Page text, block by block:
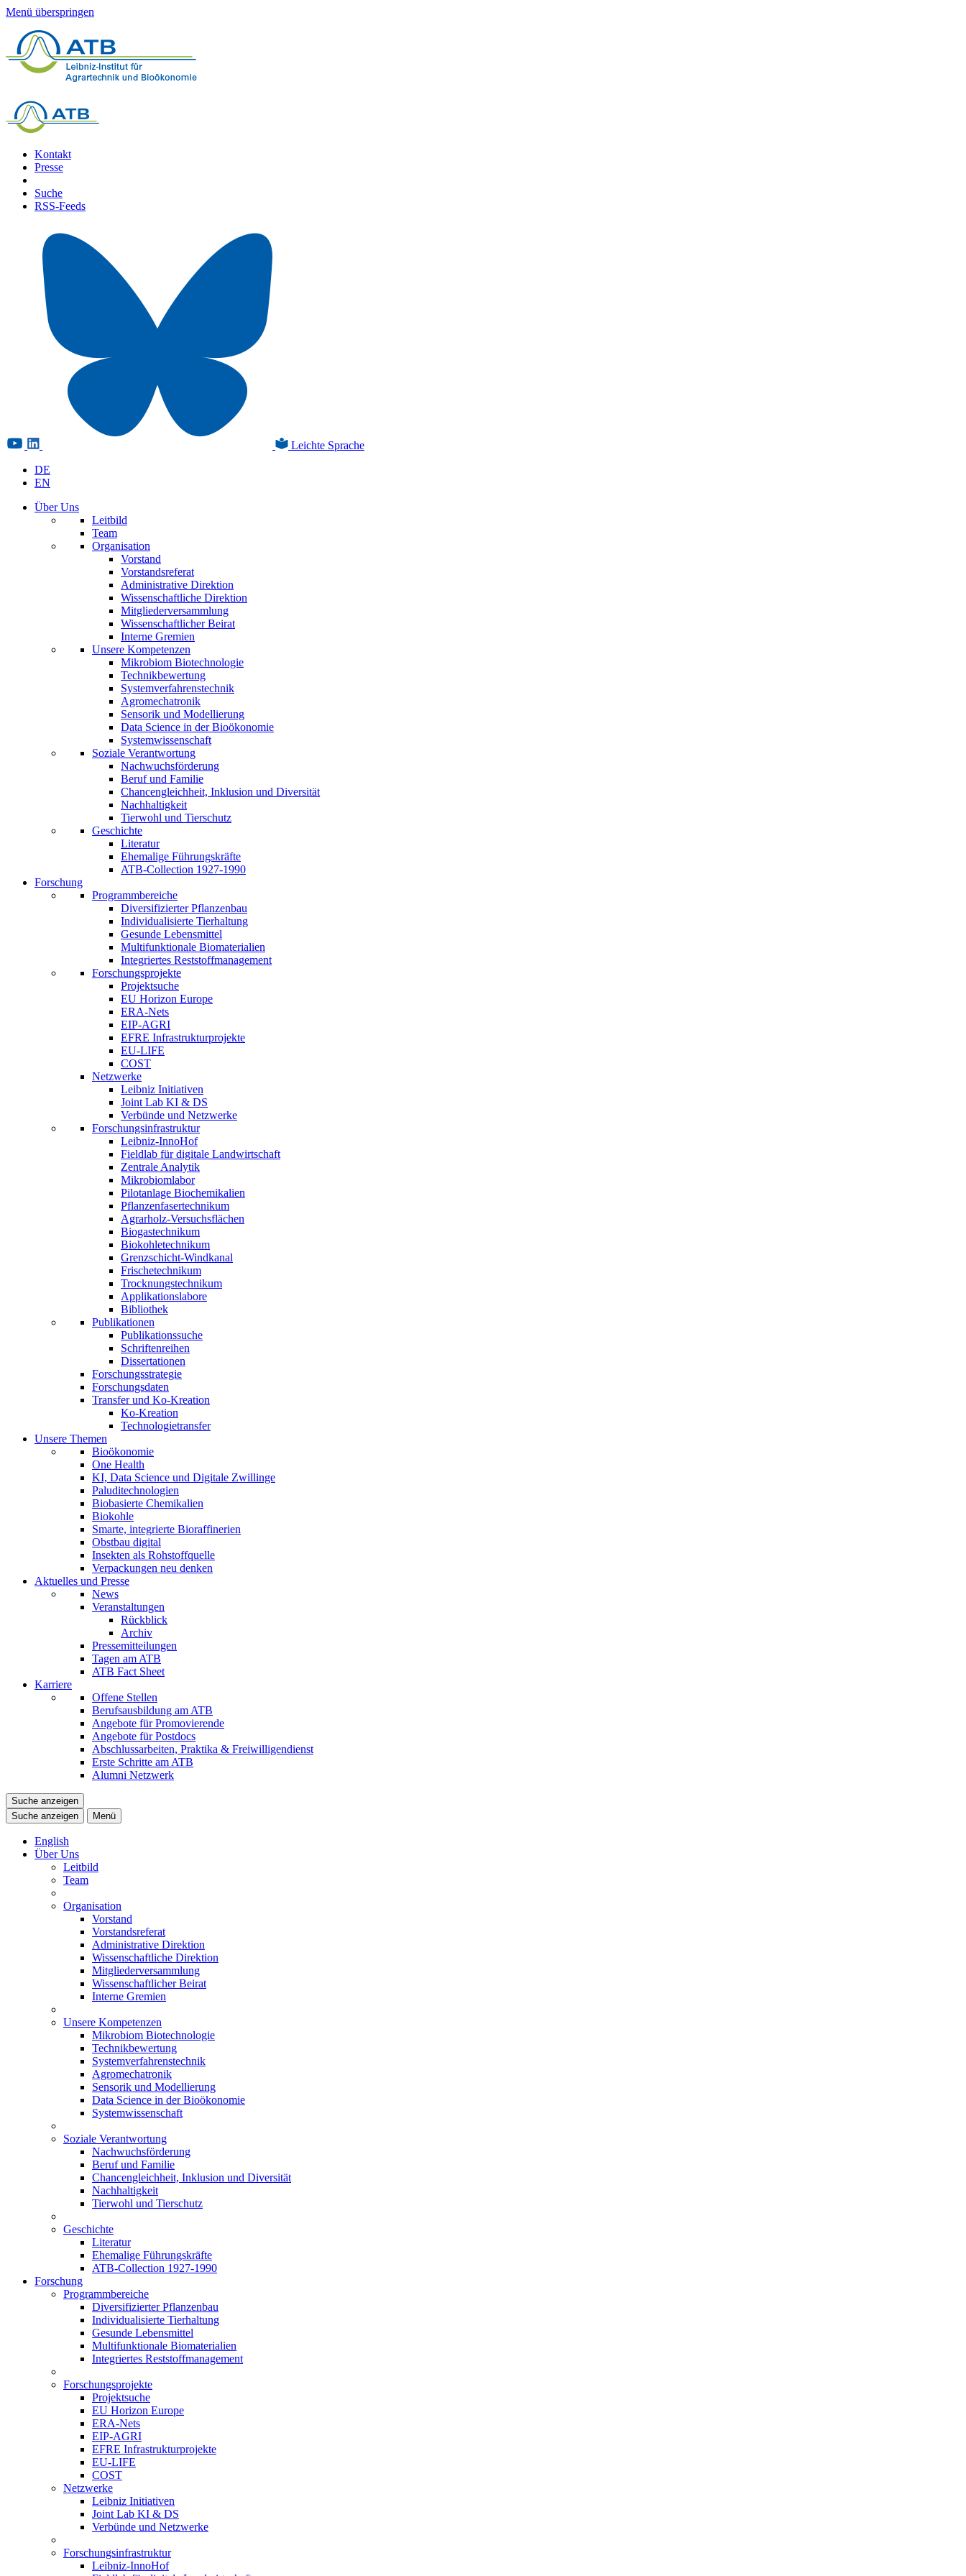
Menü überspringen
Kontakt
Presse
Suche
RSS-Feeds
Leichte Sprache
DE
EN
Über Uns
Leitbild
Team
Organisation
Vorstand
Vorstandsreferat
Administrative Direktion
Wissenschaftliche Direktion
Mitgliederversammlung
Wissenschaftlicher Beirat
Interne Gremien
Unsere Kompetenzen
Mikrobiom Biotechnologie
Technikbewertung
Systemverfahrenstechnik
Agromechatronik
Sensorik und Modellierung
Data Science in der Bioökonomie
Systemwissenschaft
Soziale Verantwortung
Nachwuchsförderung
Beruf und Familie
Chancengleichheit, Inklusion und Diversität
Nachhaltigkeit
Tierwohl und Tierschutz
Geschichte
Literatur
Ehemalige Führungskräfte
ATB-Collection 1927-1990
Forschung
Programmbereiche
Diversifizierter Pflanzenbau
Individualisierte Tierhaltung
Gesunde Lebensmittel
Multifunktionale Biomaterialien
Integriertes Reststoffmanagement
Forschungsprojekte
Projektsuche
EU Horizon Europe
ERA-Nets
EIP-AGRI
EFRE Infrastrukturprojekte
EU-LIFE
COST
Netzwerke
Leibniz Initiativen
Joint Lab KI & DS
Verbünde und Netzwerke
Forschungsinfrastruktur
Leibniz-InnoHof
Fieldlab für digitale Landwirtschaft
Zentrale Analytik
Mikrobiomlabor
Pilotanlage Biochemikalien
Pflanzenfasertechnikum
Agrarholz-Versuchsflächen
Biogastechnikum
Biokohletechnikum
Grenzschicht-Windkanal
Frischetechnikum
Trocknungstechnikum
Applikationslabore
Bibliothek
Publikationen
Publikationssuche
Schriftenreihen
Dissertationen
Forschungsstrategie
Forschungsdaten
Transfer und Ko-Kreation
Ko-Kreation
Technologietransfer
Unsere Themen
Bioökonomie
One Health
KI, Data Science und Digitale Zwillinge
Paluditechnologien
Biobasierte Chemikalien
Biokohle
Smarte, integrierte Bioraffinerien
Obstbau digital
Insekten als Rohstoffquelle
Verpackungen neu denken
Aktuelles und Presse
News
Veranstaltungen
Rückblick
Archiv
Pressemitteilungen
Tagen am ATB
ATB Fact Sheet
Karriere
Offene Stellen
Berufsausbildung am ATB
Angebote für Promovierende
Angebote für Postdocs
Abschlussarbeiten, Praktika & Freiwilligendienst
Erste Schritte am ATB
Alumni Netzwerk
Suche anzeigen
Suche anzeigen
Menü
English
Über Uns
Leitbild
Team
Organisation
Vorstand
Vorstandsreferat
Administrative Direktion
Wissenschaftliche Direktion
Mitgliederversammlung
Wissenschaftlicher Beirat
Interne Gremien
Unsere Kompetenzen
Mikrobiom Biotechnologie
Technikbewertung
Systemverfahrenstechnik
Agromechatronik
Sensorik und Modellierung
Data Science in der Bioökonomie
Systemwissenschaft
Soziale Verantwortung
Nachwuchsförderung
Beruf und Familie
Chancengleichheit, Inklusion und Diversität
Nachhaltigkeit
Tierwohl und Tierschutz
Geschichte
Literatur
Ehemalige Führungskräfte
ATB-Collection 1927-1990
Forschung
Programmbereiche
Diversifizierter Pflanzenbau
Individualisierte Tierhaltung
Gesunde Lebensmittel
Multifunktionale Biomaterialien
Integriertes Reststoffmanagement
Forschungsprojekte
Projektsuche
EU Horizon Europe
ERA-Nets
EIP-AGRI
EFRE Infrastrukturprojekte
EU-LIFE
COST
Netzwerke
Leibniz Initiativen
Joint Lab KI & DS
Verbünde und Netzwerke
Forschungsinfrastruktur
Leibniz-InnoHof